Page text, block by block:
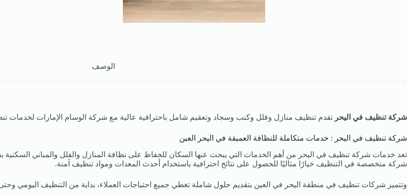
الوصف
شركة تنظيف في اليحر تقدم تنظيف منازل وفلل وكنب وسجاد وتعقيم شامل باحترافية عالية مع شركة الوسام الإمارات لخدمات
شركة تنظيف في اليحر : خدمات متكاملة للنظافة العميقة في اليحر العين
تعد خدمات شركة تنظيف في اليحر من أهم الخدمات التي يبحث عنها السكان للحفاظ على نظافة المنازل والفلل والمباني السكنية
شركة متخصصة في التنظيف خيارًا مثاليًا للحصول على نتائج احترافية باستخدام أحدث المعدات ومواد تنظيف آمنة.
وتتميز شركات تنظيف في منطقة اليحر في العين بتقديم حلول شاملة تغطي جميع احتياجات العملاء، بداية من التنظيف اليومي